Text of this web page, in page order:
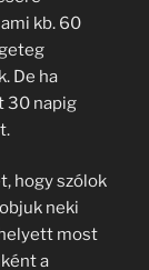
kb. 60
De ha
30 napig
hogy szólok
neki
most
a